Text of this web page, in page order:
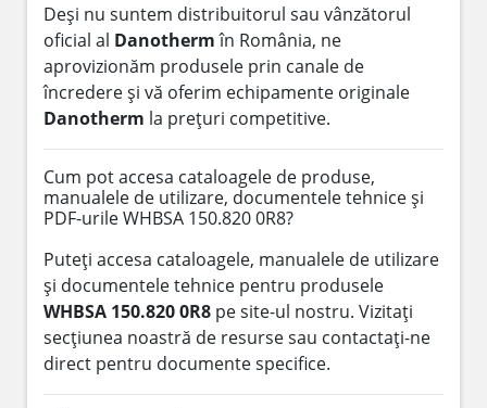
Deși nu suntem distribuitorul sau vânzătorul
oficial al Danothermîn România, ne
aprovizionăm produsele prin canale de
încredere și vă oferim echipamente originale
Danotherm la prețuri competitive.
Cum pot accesa cataloagele de produse,
manualele de utilizare, documentele tehnice și
PDF-urile WHBSA 150.820 0R8?
Puteți accesa cataloagele, manualele de utilizare
și documentele tehnice pentru produsele
WHBSA 150.820 0R8 pe site-ul nostru. Vizitați
secțiunea noastră de resurse sau contactați-ne
direct pentru documente specifice.